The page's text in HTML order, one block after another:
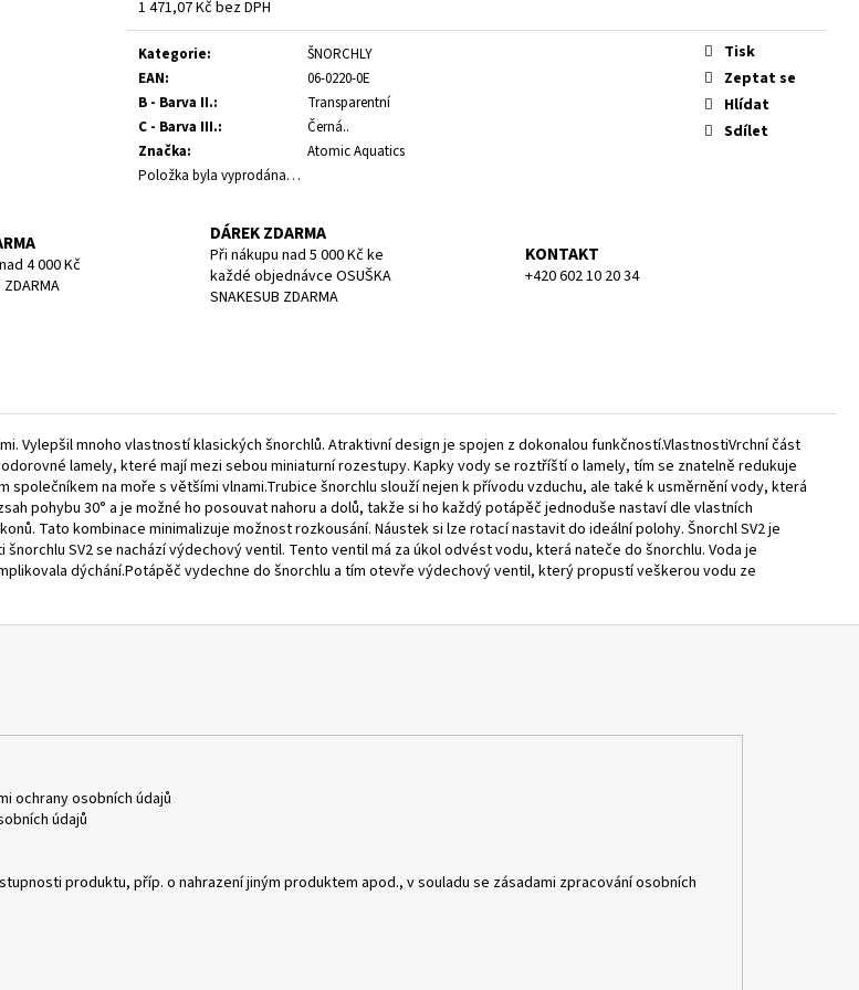
1 471,07 Kč bez DPH
Měrná
cena:
Kategorie:
ŠNORCHLY
EAN:
06-0220-0E
B - Barva II.:
Transparentní
C - Barva III.:
Černá..
Značka:
Atomic Aquatics
Položka byla vyprodána…
Tisk
Zeptat se
Hlídat
Sdílet
4 000 Kč
DÁREK ZDARMA
Při nákupu nad 5 000 Kč ke
každé objednávce OSUŠKA
SNAKESUB ZDARMA
KONTAKT
+420 602 10 20 34
Vylepšil mnoho vlastností klasických šnorchlů. Atraktivní design je spojen z dokonalou funkčností.VlastnostiVrchní část
lamely, které mají mezi sebou miniaturní rozestupy. Kapky vody se roztříští o lamely, tím se znatelně redukuje
na moře s většími vlnami.Trubice šnorchlu slouží nejen k přívodu vzduchu, ale také k usměrnění vody, která
pohybu 30° a je možné ho posouvat nahoru a dolů, takže si ho každý potápěč jednoduše nastaví dle vlastních
Tato kombinace minimalizuje možnost rozkousání. Náustek si lze rotací nastavit do ideální polohy. Šnorchl SV2 je
SV2 se nachází výdechový ventil. Tento ventil má za úkol odvést vodu, která nateče do šnorchlu. Voda je
dýchání.Potápěč vydechne do šnorchlu a tím otevře výdechový ventil, který propustí veškerou vodu ze
1 190 Kč
ochrany osobních údajů
údajů
produktu, příp. o nahrazení jiným produktem apod., v souladu se zásadami zpracování osobních